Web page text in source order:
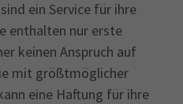
ein ‎Service für ihre
enthalten nur erste
keinen Anspruch auf
mit größtmöglicher
eine Haftung für ihre